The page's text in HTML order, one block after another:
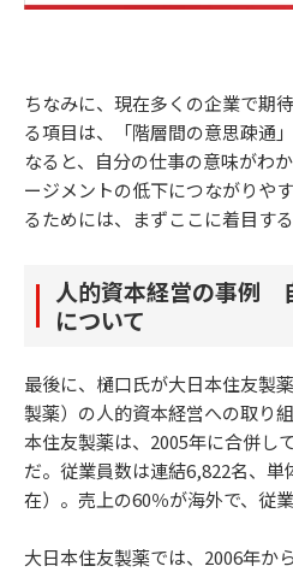
ちなみに、現在多くの企業で期
る項目は、「階層間の意思疎通
なると、自分の仕事の意味がわ
ージメントの低下につながりや
るためには、まずここに着目す
人的資本経営の事例
について
最後に、樋口氏が大日本住友製
製薬）の人的資本経営への取り
本住友製薬は、2005年に合併し
だ。従業員数は連結6,822名、単
在）。売上の60％が海外で、従
大日本住友製薬では、2006年か